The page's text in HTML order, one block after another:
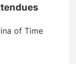
of Time